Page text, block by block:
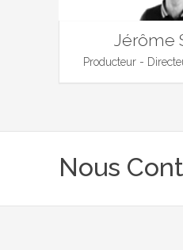
Jérôme
Producteur -
Nous